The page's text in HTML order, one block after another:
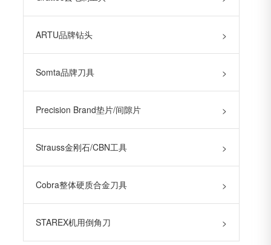
ARTU品牌钻头 >
Somta品牌刀具 >
Precision Brand垫片/间隙片 >
Strauss金刚石/CBN工具 >
Cobra整体硬质合金刀具 >
STAREX机用倒角刀 >